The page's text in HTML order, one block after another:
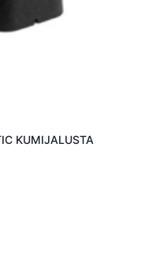
KUMIJALUSTA